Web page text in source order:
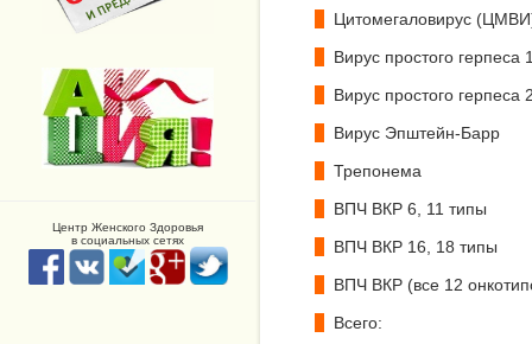
Центр Женского Здоровья
в социальных сетях
Цитомегаловирус
Вирус простого герпеса
Вирус простого герпеса
Вирус Эпштейн-Барр
Трепонема
ВПЧ ВКР 6, 11 типы
ВПЧ ВКР 16, 18 типы
ВПЧ ВКР (все 12
Всего: